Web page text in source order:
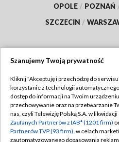
OPOLE / POZNAŃ
SZCZECIN /
TVP
Abonament TVP
Emisja w TVP
Centrum informacji TVP
Polityka
Moje
Szanujemy Twoją prywatność
Kliknij "Akceptuję i przechodzę do
korzystanie z technologii
dostęp do informacji na Twoim
przechowywanie oraz na przetwarzanie
nas, czyli Telewizję Polską S.A. w
Zaufanych Partnerów z IAB* (1201 firm)
Partnerów TVP (93 firm), w celach
zautomatyzowanego dopasowania